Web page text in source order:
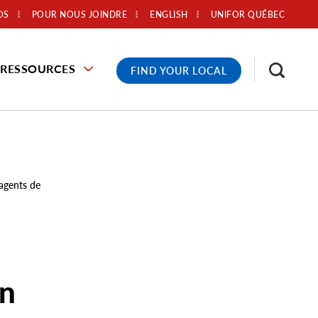
POUR NOUS JOINDRE UNIFOR QUÉBEC
ENGLISH
RESSOURCES FIND YOUR LOCAL
de